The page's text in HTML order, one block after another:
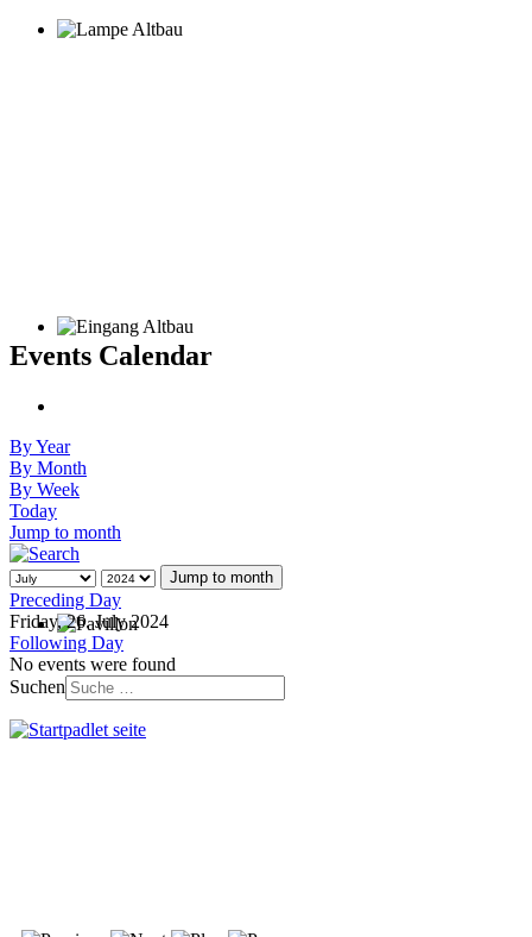
Events Calendar
By Year
By Month
By Week
Today
Jump to month
Jump to month
Preceding Day
Friday, 26. July 2024
Following Day
No events were found
Suchen